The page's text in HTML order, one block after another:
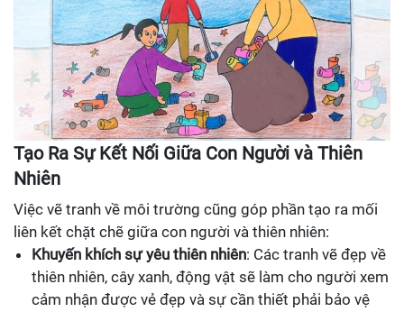
Tạo Ra Sự Kết Nối Giữa Con Người và Thiên
Nhiên
Việc vẽ tranh về môi trường cũng góp phần tạo ra mối
liên kết chặt chẽ giữa con người và thiên nhiên:
Khuyến khích sự yêu thiên nhiên: Các tranh vẽ đẹp về
thiên nhiên, cây xanh, động vật sẽ làm cho người xem
cảm nhận được vẻ đẹp và sự cần thiết phải bảo vệ